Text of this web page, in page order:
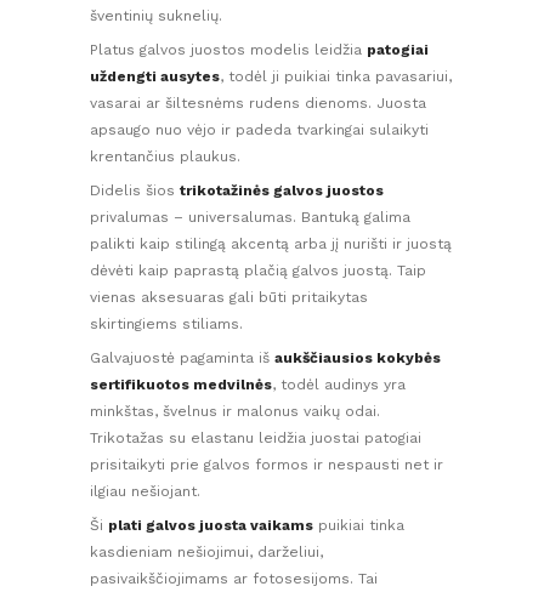
šventinių suknelių.
Platus galvos juostos modelis leidžia patogiai
uždengti ausytes, todėl ji puikiai tinka pavasariui,
vasarai ar šiltesnėms rudens dienoms. Juosta
apsaugo nuo vėjo ir padeda tvarkingai sulaikyti
krentančius plaukus.
Didelis šios trikotažinės galvos juostos
privalumas – universalumas. Bantuką galima
palikti kaip stilingą akcentą arba jį nurišti ir juostą
dėvėti kaip paprastą plačią galvos juostą. Taip
vienas aksesuaras gali būti pritaikytas
skirtingiems stiliams.
Galvajuostė pagaminta iš aukščiausios kokybės
sertifikuotos medvilnės, todėl audinys yra
minkštas, švelnus ir malonus vaikų odai.
Trikotažas su elastanu leidžia juostai patogiai
prisitaikyti prie galvos formos ir nespausti net ir
ilgiau nešiojant.
Ši plati galvos juosta vaikams puikiai tinka
kasdieniam nešiojimui, darželiui,
pasivaikščiojimams ar fotosesijoms. Tai